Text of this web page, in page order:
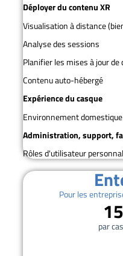
Déployer du contenu XR
Visualisation à distance
Analyse des sessions
Planifier les mises à jour de
Contenu auto-hébergé
Expérience du casque
Environnement
Administration, support,
Rôles d'utilisateur
Pour les
par